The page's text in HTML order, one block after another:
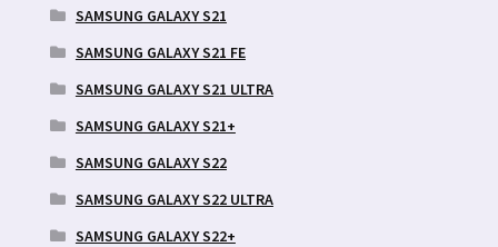
SAMSUNG GALAXY S21
SAMSUNG GALAXY S21 FE
SAMSUNG GALAXY S21 ULTRA
SAMSUNG GALAXY S21+
SAMSUNG GALAXY S22
SAMSUNG GALAXY S22 ULTRA
SAMSUNG GALAXY S22+